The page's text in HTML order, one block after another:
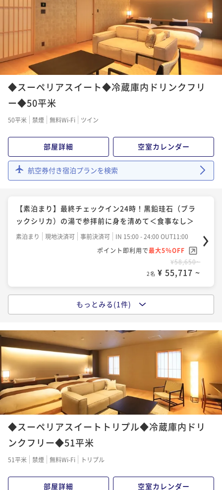
ポイント即利用で
¥57,500~
2名 ¥ 54,625 ~
◆スーペリアスイート◆冷蔵庫内ドリンクフリ
ー◆50平米
50平米 禁煙 無料Wi-Fi ツイン
部屋詳細 空室カレンダー
航空券付き宿泊プランを検索
【素泊まり】最終チェックイン24時！黒鉛珪石（ブラ
ックシリカ）の湯で参拝前に身を清めて＜食事なし＞
素泊まり 現地決済可 事前決済可
IN 15:00 - 24:00 OUT11:00
ポイント即利用で最大5％OFF
¥58,650~
2名 ¥ 55,717 ~
【朝食のみ】最終チェックイン24時！翌朝は成田山参
朝食付き 事前決済可
IN 15:00 - 24:00 OUT11:00
ポイント即利用で
最大5％OFF
¥70,150~
¥ 66,642 ~
もっとみる(1件)
◆スーペリアスイートトリプル◆冷蔵庫内ドリ
ンクフリー◆51平米
51平米 禁煙 無料Wi-Fi トリプル
部屋詳細 空室カレンダー